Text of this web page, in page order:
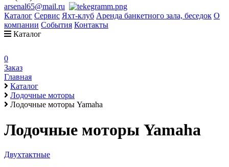
arsenal65@mail.ru
Каталог Сервис Яхт-клуб Аренда банкетного зала, беседок О
компании События Контакты
Каталог
0
Заказ
Главная
Каталог
Лодочные моторы
Лодочные моторы Yamaha
Лодочные моторы Yamaha
Двухтактные